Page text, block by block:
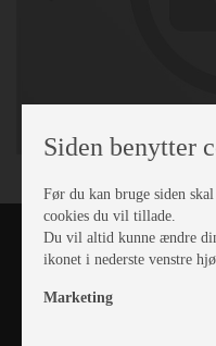
Siden benytter
Før du kan bruge siden
cookies du vil tillade.
Du vil altid kunne ændre
ikonet i nederste venstre
Marketing